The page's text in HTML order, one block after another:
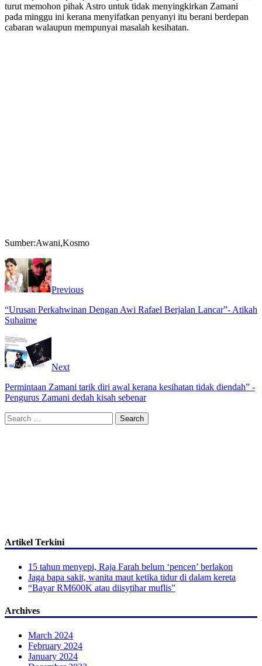
turut memohon pihak Astro untuk tidak menyingkirkan Zamani
pada minggu ini kerana menyifatkan penyanyi itu berani berdepan
cabaran walaupun mempunyai masalah kesihatan.
Sumber:Awani,Kosmo
Previous
“Urusan Perkahwinan Dengan Awi Rafael Berjalan Lancar”- Atikah
Suhaime
Next
Permintaan Zamani tarik diri awal kerana kesihatan tidak diendah” -
Pengurus Zamani dedah kisah sebenar
Search
for:
Artikel Terkini
15 tahun menyepi, Raja Farah belum ‘pencen’ berlakon
Jaga bapa sakit, wanita maut ketika tidur di dalam kereta
“Bayar RM600K atau diisytihar muflis”
Archives
March 2024
February 2024
January 2024